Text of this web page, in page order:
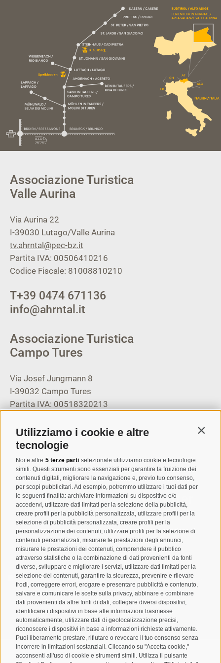
Utilizziamo i cookie e altre
tecnologie
Noi e altre 5 terze parti selezionate utilizziamo cookie e tecnologie
simili. Questi strumenti sono essenziali per garantire la fruizione dei
contenuti digitali, migliorare la navigazione e, previo tuo consenso,
per scopi pubblicitari. Ad esempio, potremmo utilizzare i tuoi dati per
le seguenti finalità: archiviare informazioni su dispositivo e/o
accedervi, utilizzare dati limitati per la selezione della pubblicità,
creare profili per la pubblicità personalizzata, utilizzare profili per la
selezione di pubblicità personalizzata, creare profili per la
personalizzazione dei contenuti, utilizzare profili per la selezione di
contenuti personalizzati, misurare le prestazioni degli annunci,
misurare le prestazioni dei contenuti, comprendere il pubblico
attraverso statistiche o la combinazione di dati provenienti da fonti
diverse, sviluppare e migliorare i servizi, utilizzare dati limitati per la
selezione dei contenuti, garantire la sicurezza, prevenire e rilevare
frodi, correggere errori, erogare e presentare pubblicità e contenuto,
salvare e comunicare le scelte sulla privacy, abbinare e combinare
dati provenienti da altre fonti di dati, collegare diversi dispositivi,
identificare i dispositivi in base alle informazioni trasmesse
automaticamente, utilizzare dati di geolocalizzazione precisi,
riconoscere i dispositivi in base a informazioni richieste attivamente.
Puoi liberamente prestare, rifiutare o revocare il tuo consenso senza
incorrere in limitazioni sostanziali. Cliccando su "Accetta cookie,"
acconsenti all'uso di cookie e strumenti simili. Utilizza il pulsante
Associazione Turistica
Valle Aurina
Via Aurina 22
I-39030 Lutago/Valle Aurina
tv.ahrntal@pec-bz.it
Partita IVA: 00506410216
Codice Fiscale: 81008810210
T+39 0474 671136
info@ahrntal.it
Associazione Turistica
Campo Tures
Via Josef Jungmann 8
I-39032 Campo Tures
Partita IVA: 00518320213
T+39 0474 678076
info@taufers.com
Registrazione Newsletter
Letto e compreso laprivacy policy, autorizzo il Titolare al
trattamento dei dati personali
ABBONARSI